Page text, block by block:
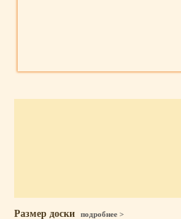
Размер доски подробнее >